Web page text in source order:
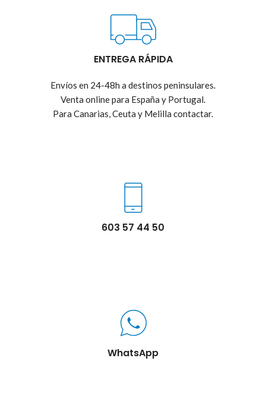
ENTREGA RÁPIDA
Envíos en 24-48h a destinos peninsulares.
Venta online para España y Portugal.
Para Canarias, Ceuta y Melilla contactar.
603 57 44 50
WhatsApp